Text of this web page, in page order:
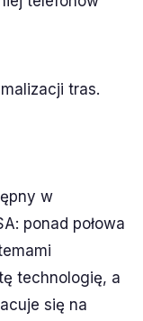
tras.
w
ponad połowa
technologię, a
się na